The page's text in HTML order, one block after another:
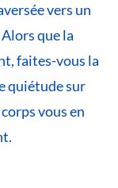
vers un
que la
faites-vous la
quiétude sur
vous en